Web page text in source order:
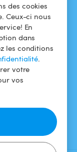
des cookies
Ceux-ci nous
En
dans
les conditions
.
votre
vos
confidentialité
Mentions légales
L'APP